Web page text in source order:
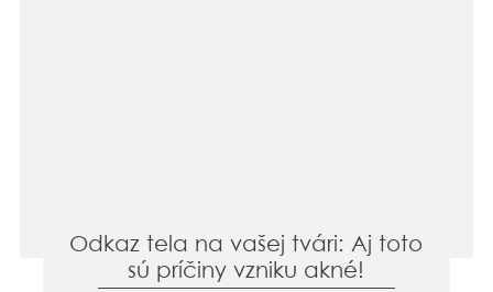
Odkaz tela na vašej tvári: Aj toto
sú príčiny vzniku akné!